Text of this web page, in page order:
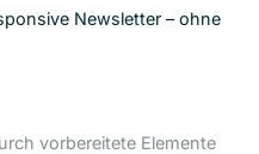
Newsletter – ohne
vorbereitete Elemente